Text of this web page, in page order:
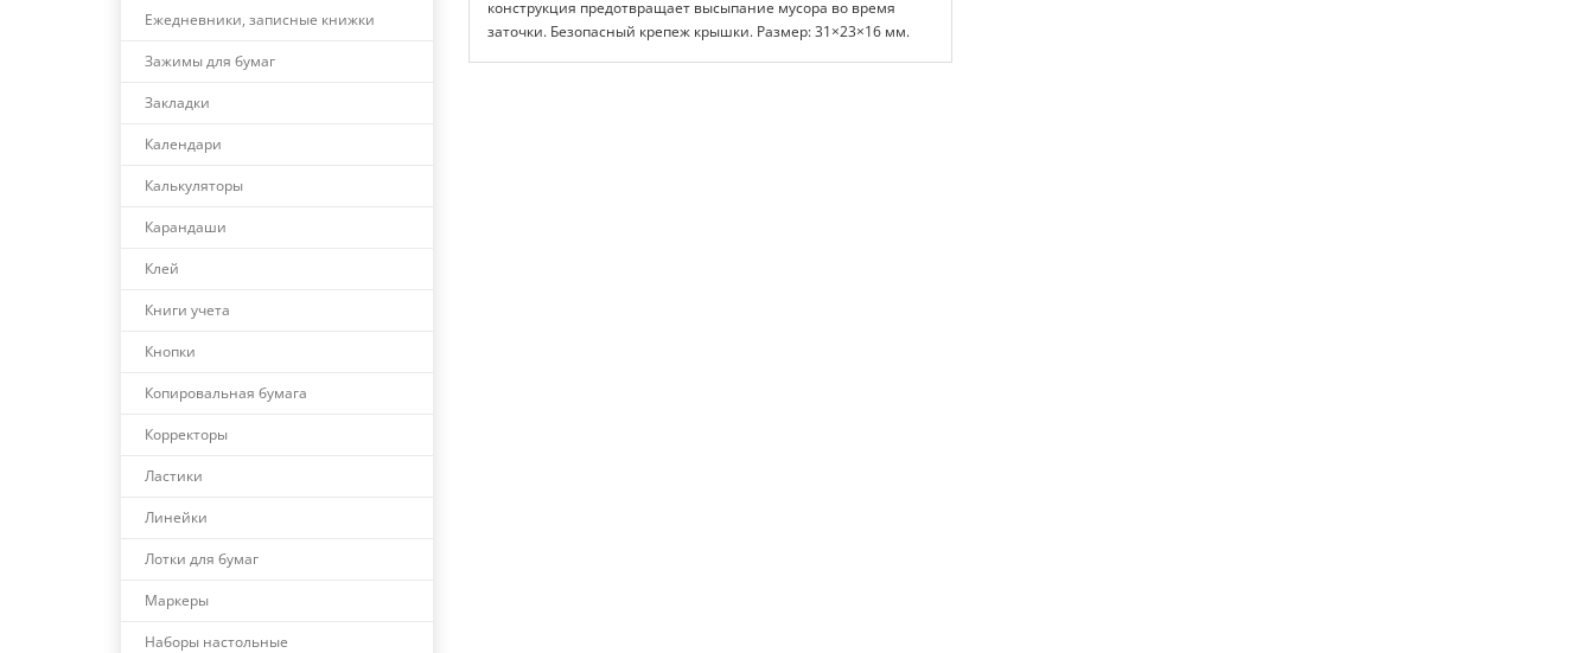
Ежедневники, записные книжки
Зажимы для бумаг
Закладки
Календари
Калькуляторы
Карандаши
Клей
Книги учета
Кнопки
Копировальная бумага
Корректоры
Ластики
Линейки
Лотки для бумаг
Маркеры
Наборы настольные
конструкция предотвращает высыпание мусора во время
заточки. Безопасный крепеж крышки. Размер: 31×23×16 мм.